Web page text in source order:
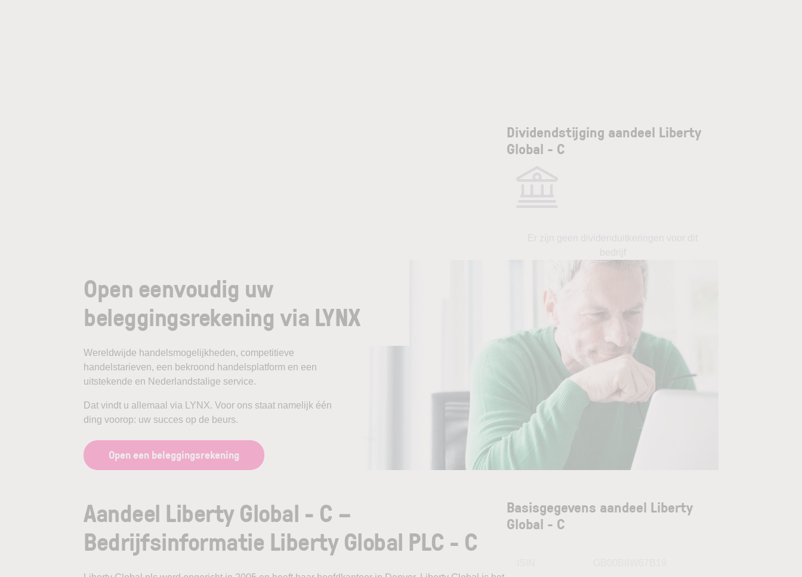
Dividendstijging aandeel Liberty
Global - C
Open eenvoudig uw
beleggingsrekening via LYNX
Wereldwijde handelsmogelijkheden, competitieve
handelstarieven, een bekroond handelsplatform en een
uitstekende en Nederlandstalige service.
Dat vindt u allemaal via LYNX. Voor ons staat namelijk één
ding voorop: uw succes op de beurs.
Open een beleggingsrekening
Aandeel Liberty Global - C –
Bedrijfsinformatie Liberty Global PLC - C
Basisgegevens aandeel Liberty
Global - C